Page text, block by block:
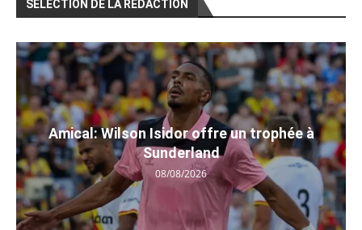
SÉLECTION DE LA RÉDACTION
Amical: Wilson Isidor offre un trophée à
Sunderland
08/08/2026